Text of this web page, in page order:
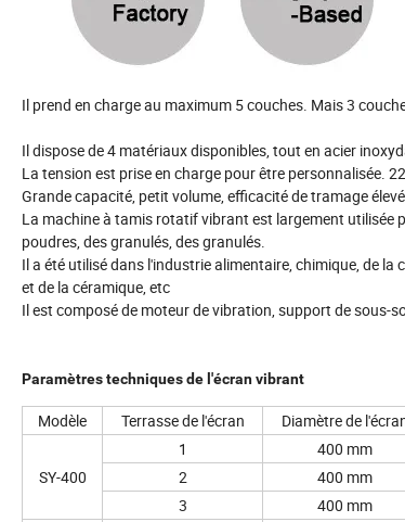
Il prend en charge au maximum 5 couches. Mais 3
Il dispose de 4 matériaux disponibles, tout en acier
La tension est prise en charge pour être
Grande capacité, petit volume, efficacité de tramage
La machine à tamis rotatif vibrant est largement utilisée
poudres, des granulés, des granulés.
Il a été utilisé dans l'industrie alimentaire, chimique, de
et de la céramique, etc
Il est composé de moteur de vibration, support de sous-
Paramètres techniques de l'écran vibrant
Modèle Terrasse de l'écran Diamètre de
SY-400
1
400 mm
2
400 mm
3
400 mm